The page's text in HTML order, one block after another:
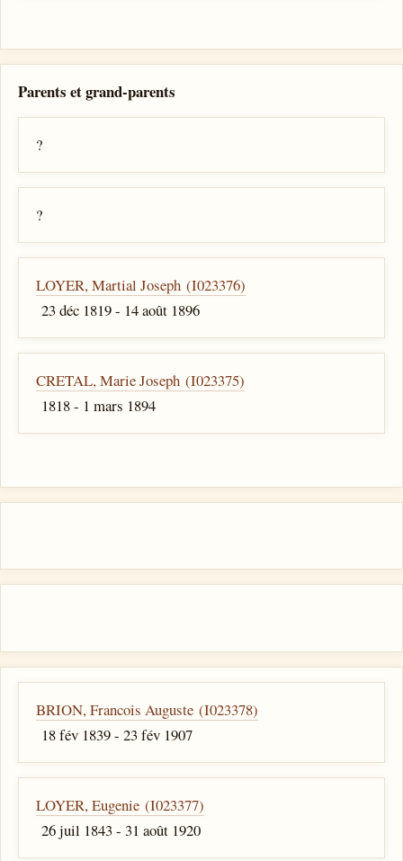
Parents et grand-parents
?
?
LOYER, Martial Joseph (I023376)
23 déc 1819 - 14 août 1896
CRETAL, Marie Joseph (I023375)
1818 - 1 mars 1894
BRION, Francois Auguste (I023378)
18 fév 1839 - 23 fév 1907
LOYER, Eugenie (I023377)
26 juil 1843 - 31 août 1920